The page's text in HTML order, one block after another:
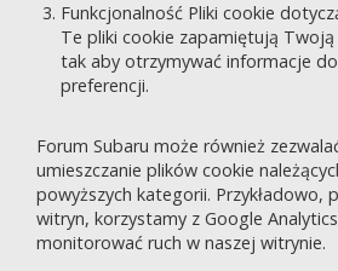
Funkcjonalność Pliki cookie
Te pliki cookie zapamiętują
tak aby otrzymywać informacje
preferencji.
Forum Subaru może również
umieszczanie plików cookie
powyższych kategorii. Przykładowo,
witryn, korzystamy z Google
monitorować ruch w naszej witrynie.